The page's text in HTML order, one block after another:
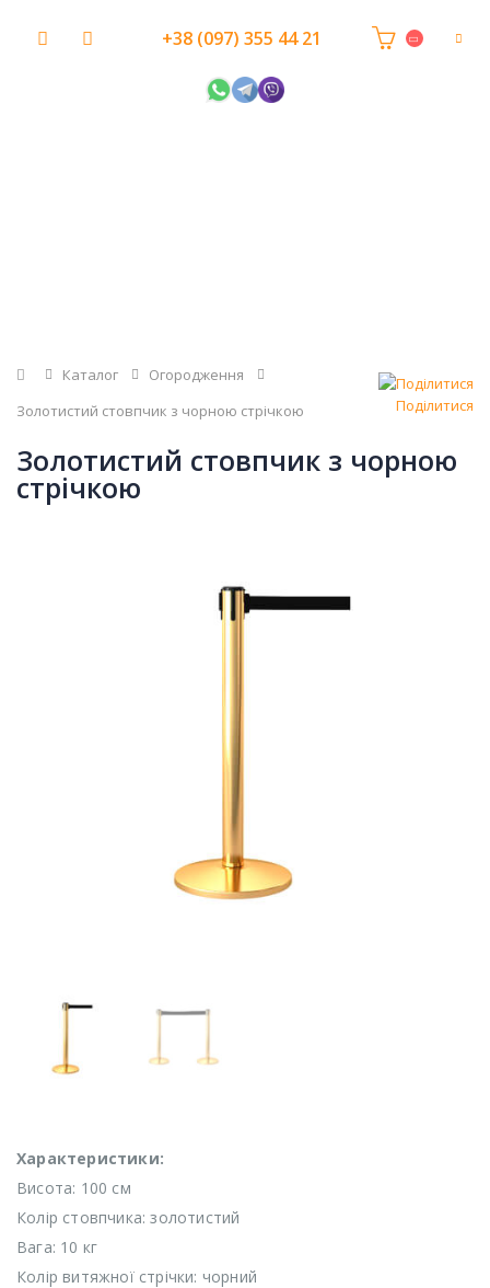
+38 (097) 355 44 21
Головна
Каталог
Огородження
Золотистий стовпчик з чорною стрічкою
Поділитися
Золотистий стовпчик з чорною
стрічкою
Характеристики:
Висота: 100 см
Колір стовпчика: золотистий
Вага: 10 кг
Колір витяжної стрічки: чорний